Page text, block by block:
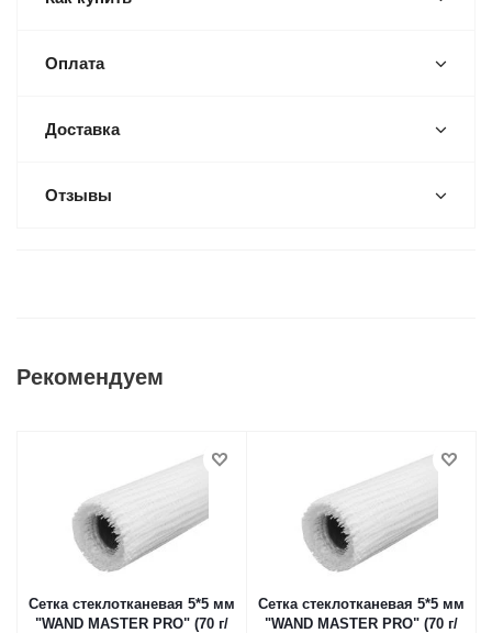
Оплата
Доставка
Отзывы
Рекомендуем
Сетка стеклотканевая 5*5 мм
"WAND MASTER PRO" (70 г/
Сетка стеклотканевая 5*5 мм
"WAND MASTER PRO" (70 г/